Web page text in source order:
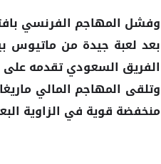
وفشل المهاجم الفرنسي
بعد لعبة جيدة من ماتيوس
الفريق السعودي تقدمه على
وتلقى المهاجم المالي
منخفضة قوية في الزاوية